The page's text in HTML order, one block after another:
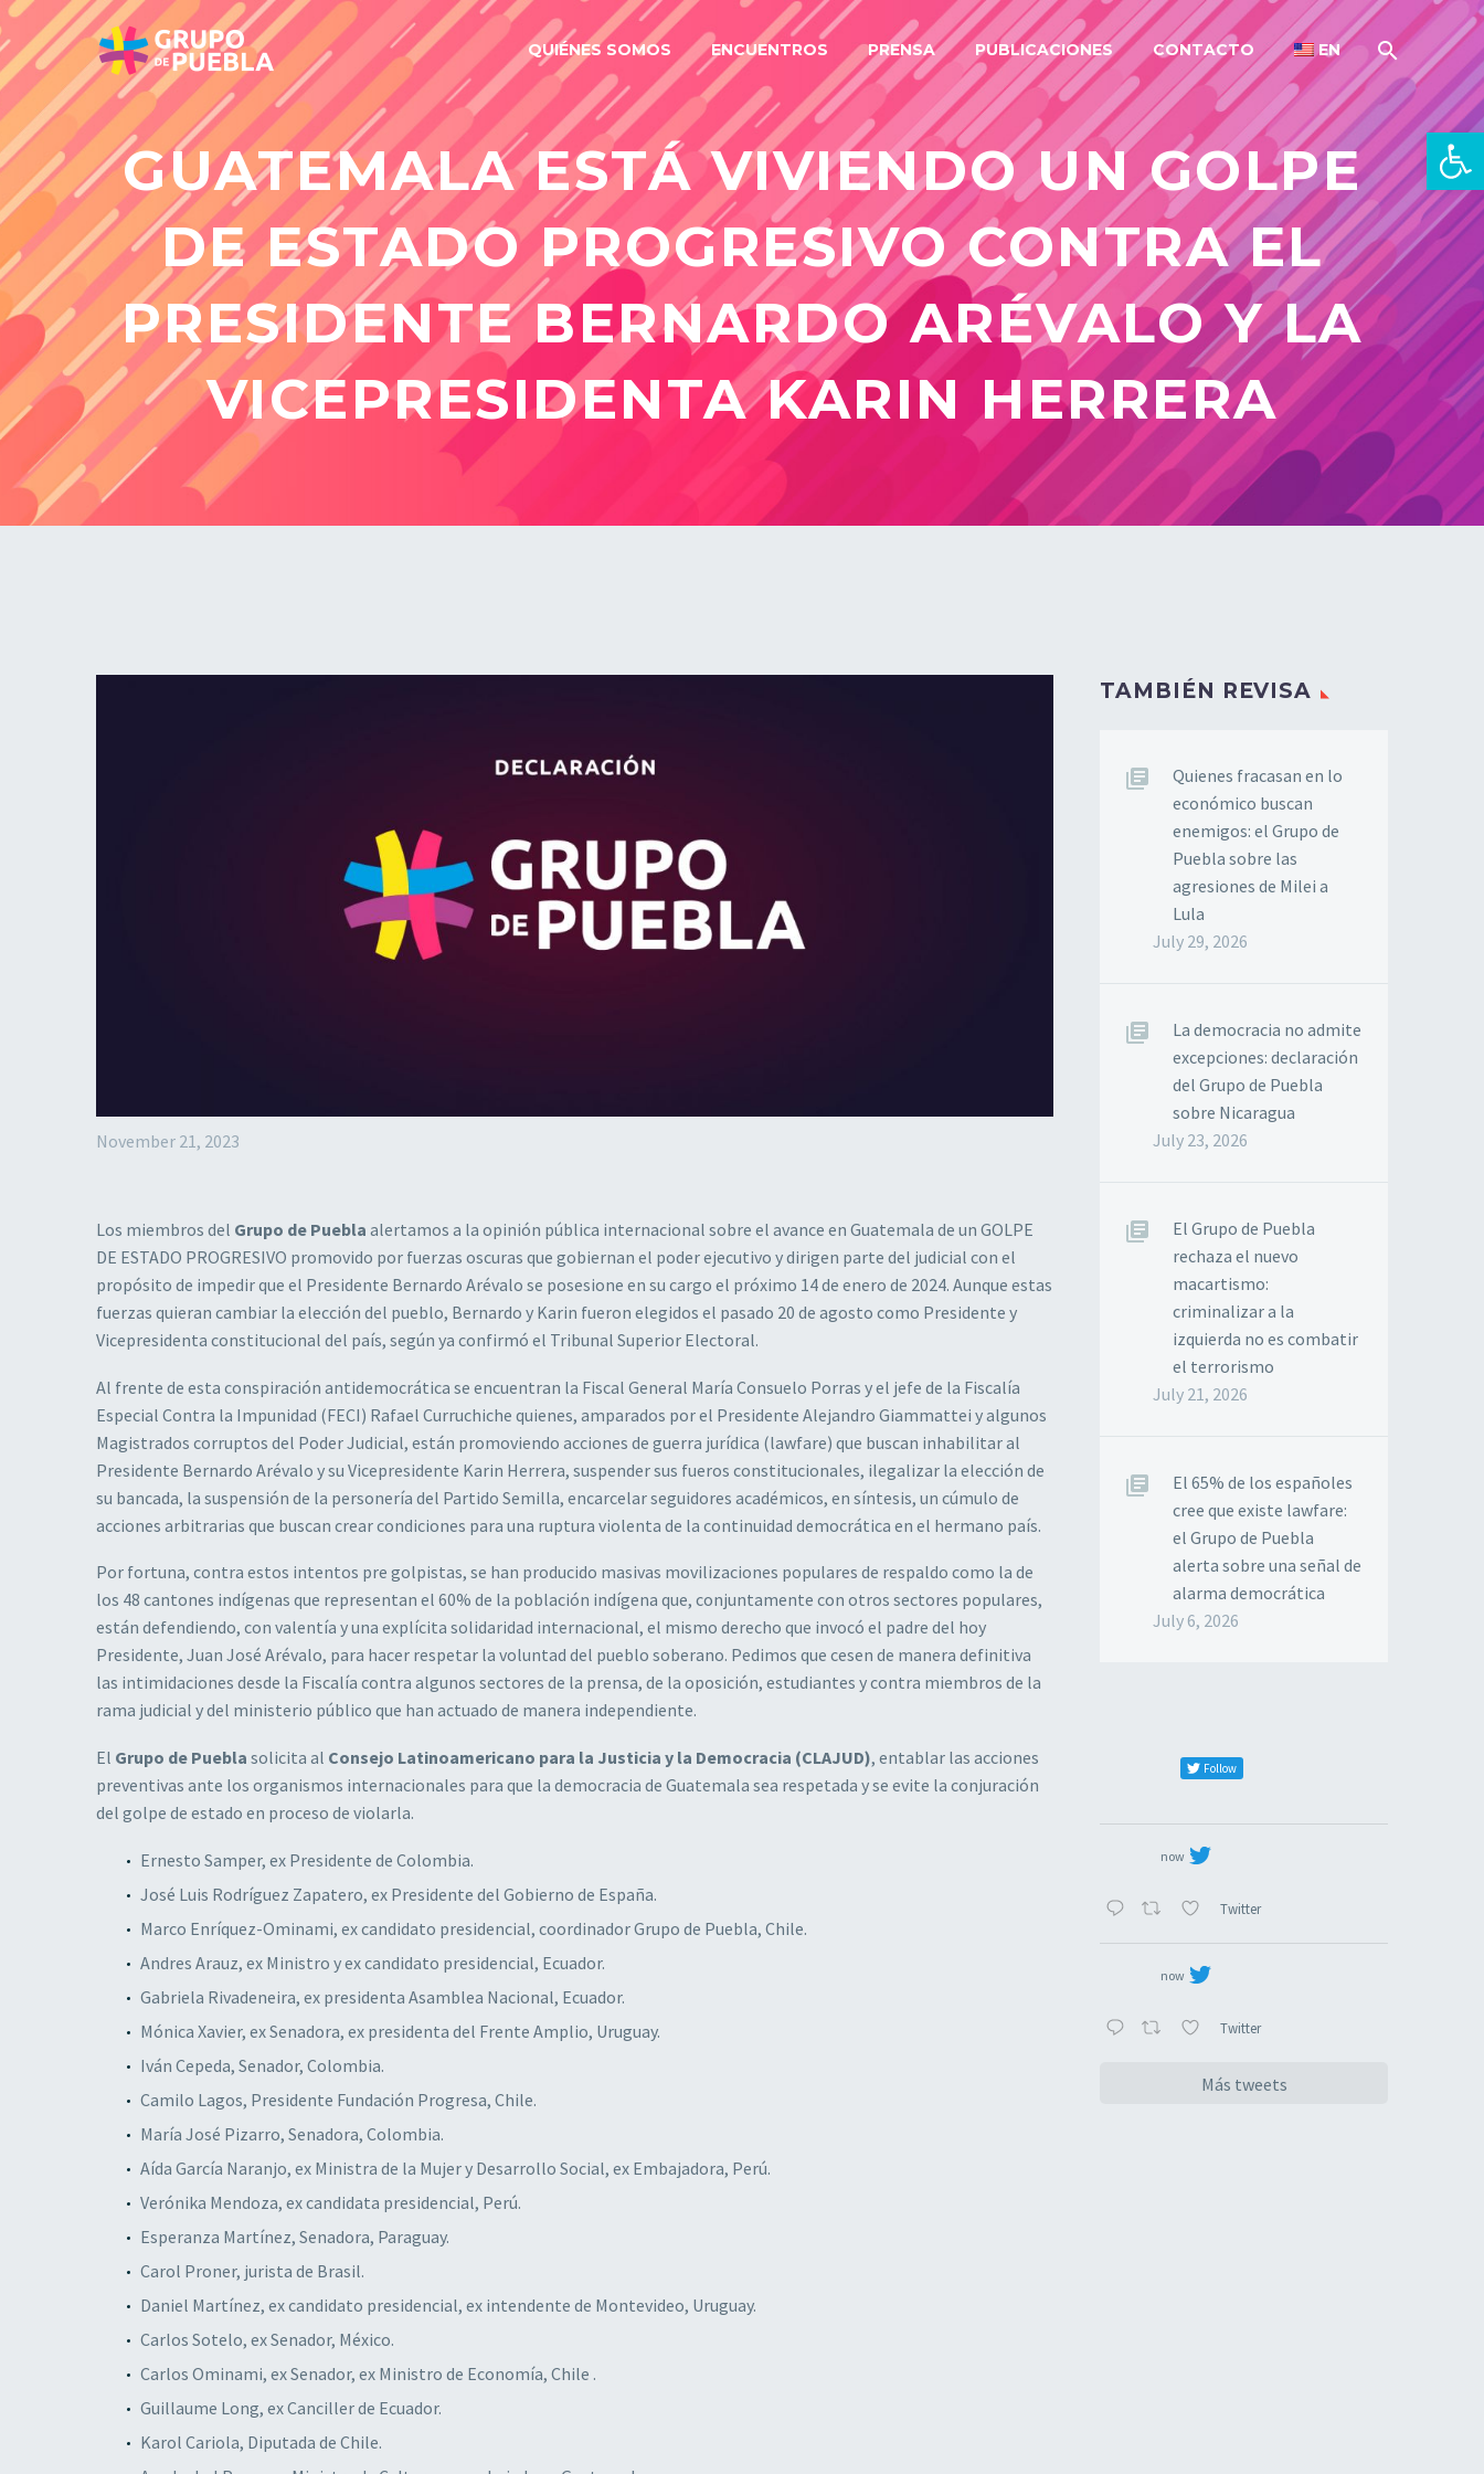
QUIÉNES SOMOS ENCUENTROS PRENSA PUBLICACIONES CONTACTO EN
GUATEMALA ESTÁ VIVIENDO UN GOLPE
DE ESTADO PROGRESIVO CONTRA EL
PRESIDENTE BERNARDO ARÉVALO Y LA
VICEPRESIDENTA KARIN HERRERA
November 21, 2023
Los miembros del Grupo de Puebla alertamos a la opinión pública internacional sobre el avance en Guatemala de un GOLPE
DE ESTADO PROGRESIVO promovido por fuerzas oscuras que gobiernan el poder ejecutivo y dirigen parte del judicial con el
propósito de impedir que el Presidente Bernardo Arévalo se posesione en su cargo el próximo 14 de enero de 2024. Aunque estas
fuerzas quieran cambiar la elección del pueblo, Bernardo y Karin fueron elegidos el pasado 20 de agosto como Presidente y
Vicepresidenta constitucional del país, según ya confirmó el Tribunal Superior Electoral.
Al frente de esta conspiración antidemocrática se encuentran la Fiscal General María Consuelo Porras y el jefe de la Fiscalía
Especial Contra la Impunidad (FECI) Rafael Curruchiche quienes, amparados por el Presidente Alejandro Giammattei y algunos
Magistrados corruptos del Poder Judicial, están promoviendo acciones de guerra jurídica (lawfare) que buscan inhabilitar al
Presidente Bernardo Arévalo y su Vicepresidente Karin Herrera, suspender sus fueros constitucionales, ilegalizar la elección de
su bancada, la suspensión de la personería del Partido Semilla, encarcelar seguidores académicos, en síntesis, un cúmulo de
acciones arbitrarias que buscan crear condiciones para una ruptura violenta de la continuidad democrática en el hermano país.
Por fortuna, contra estos intentos pre golpistas, se han producido masivas movilizaciones populares de respaldo como la de
los 48 cantones indígenas que representan el 60% de la población indígena que, conjuntamente con otros sectores populares,
están defendiendo, con valentía y una explícita solidaridad internacional, el mismo derecho que invocó el padre del hoy
Presidente, Juan José Arévalo, para hacer respetar la voluntad del pueblo soberano. Pedimos que cesen de manera definitiva
las intimidaciones desde la Fiscalía contra algunos sectores de la prensa, de la oposición, estudiantes y contra miembros de la
rama judicial y del ministerio público que han actuado de manera independiente.
El Grupo de Puebla solicita al Consejo Latinoamericano para la Justicia y la Democracia (CLAJUD), entablar las acciones
preventivas ante los organismos internacionales para que la democracia de Guatemala sea respetada y se evite la conjuración
del golpe de estado en proceso de violarla.
Ernesto Samper, ex Presidente de Colombia.
José Luis Rodríguez Zapatero, ex Presidente del Gobierno de España.
Marco Enríquez-Ominami, ex candidato presidencial, coordinador Grupo de Puebla, Chile.
Andres Arauz, ex Ministro y ex candidato presidencial, Ecuador.
Gabriela Rivadeneira, ex presidenta Asamblea Nacional, Ecuador.
Mónica Xavier, ex Senadora, ex presidenta del Frente Amplio, Uruguay.
Iván Cepeda, Senador, Colombia.
Camilo Lagos, Presidente Fundación Progresa, Chile.
María José Pizarro, Senadora, Colombia.
Aída García Naranjo, ex Ministra de la Mujer y Desarrollo Social, ex Embajadora, Perú.
Verónika Mendoza, ex candidata presidencial, Perú.
Esperanza Martínez, Senadora, Paraguay.
Carol Proner, jurista de Brasil.
Daniel Martínez, ex candidato presidencial, ex intendente de Montevideo, Uruguay.
Carlos Sotelo, ex Senador, México.
Carlos Ominami, ex Senador, ex Ministro de Economía, Chile .
Guillaume Long, ex Canciller de Ecuador.
Karol Cariola, Diputada de Chile.
TAMBIÉN REVISA
Quienes fracasan en lo
económico buscan
enemigos: el Grupo de
Puebla sobre las
agresiones de Milei a
Lula
July 29, 2026
La democracia no admite
excepciones: declaración
del Grupo de Puebla
sobre Nicaragua
July 23, 2026
El Grupo de Puebla
rechaza el nuevo
macartismo:
criminalizar a la
izquierda no es combatir
el terrorismo
July 21, 2026
El 65% de los españoles
cree que existe lawfare:
el Grupo de Puebla
alerta sobre una señal de
alarma democrática
July 6, 2026
Follow
now
Twitter
now
Twitter
Más tweets